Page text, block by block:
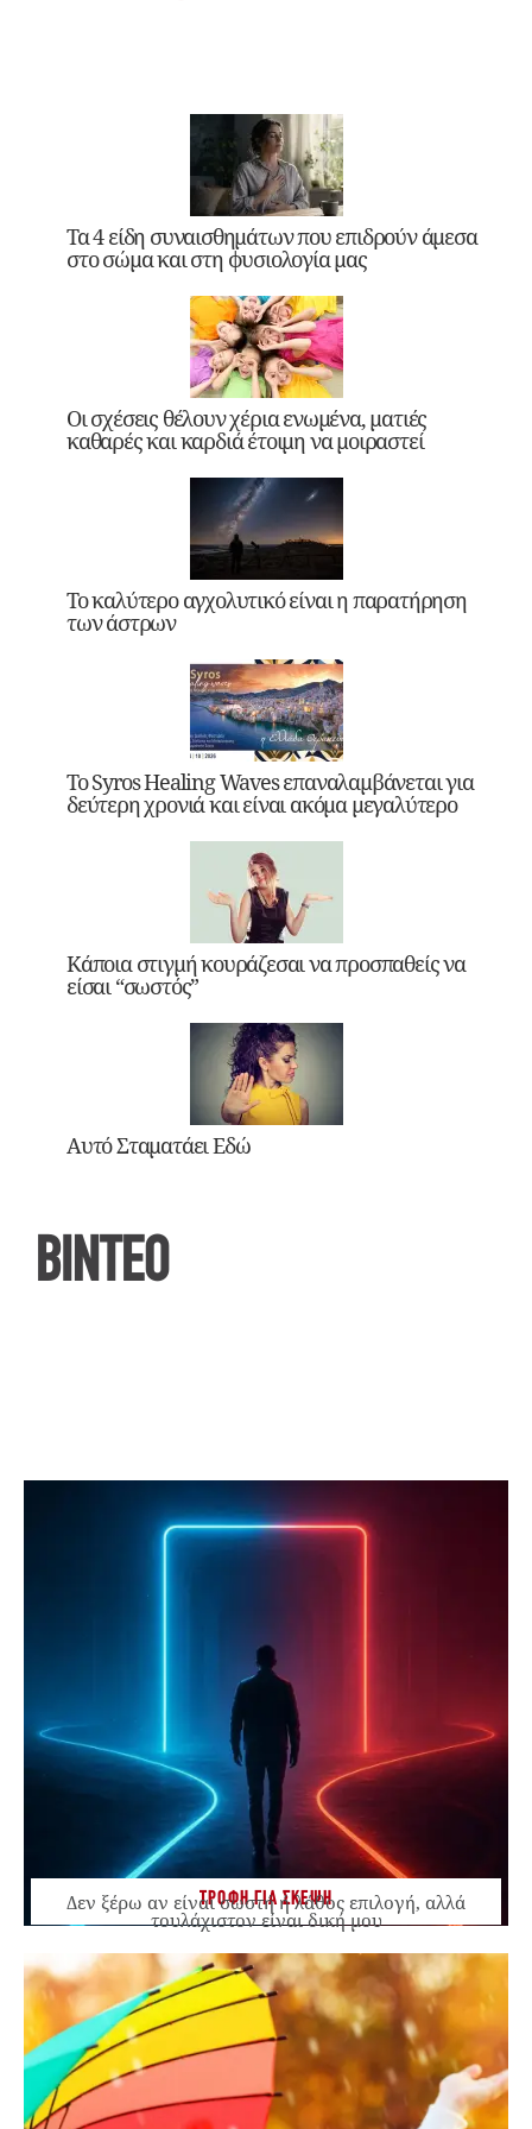
Τα 4 είδη συναισθημάτων που επιδρούν άμεσα
στο σώμα και στη φυσιολογία μας
Οι σχέσεις θέλουν χέρια ενωμένα, ματιές
καθαρές και καρδιά έτοιμη να μοιραστεί
Το καλύτερο αγχολυτικό είναι η παρατήρηση
των άστρων
Το Syros Healing Waves επαναλαμβάνεται για
δεύτερη χρονιά και είναι ακόμα μεγαλύτερο
Κάποια στιγμή κουράζεσαι να προσπαθείς να
είσαι “σωστός”
Αυτό Σταματάει Εδώ
ΒΙΝΤΕΟ
ΤΡΟΦΗ ΓΙΑ ΣΚΕΨΗ
Δεν ξέρω αν είναι σωστή ή λάθος επιλογή, αλλά
τουλάχιστον είναι δική μου